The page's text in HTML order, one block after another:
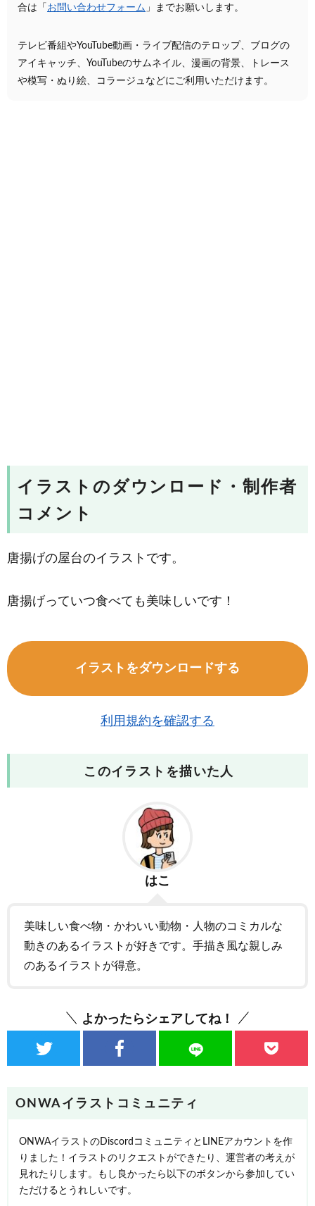
合は「 お問い合わせフォーム 」までお願いします。
テレビ番組やYouTube動画・ライブ配信のテロップ、ブログの
アイキャッチ、YouTubeのサムネイル、漫画の背景、トレース
や模写・ぬり絵、コラージュなどにご利用いただけます。
イラストのダウンロード・制作者
コメント
唐揚げの屋台のイラストです。
唐揚げっていつ食べても美味しいです！
イラストをダウンロードする
利用規約を確認する
このイラストを描いた人
はこ
美味しい食べ物・かわいい動物・人物のコミカルな
動きのあるイラストが好きです。手描き風な親しみ
のあるイラストが得意。
よかったらシェアしてね！
ONWAイラストコミュニティ
ONWAイラストのDiscordコミュニティとLINEアカウントを作
りました！イラストのリクエストができたり、運営者の考えが
見れたりします。もし良かったら以下のボタンから参加してい
ただけるとうれしいです。